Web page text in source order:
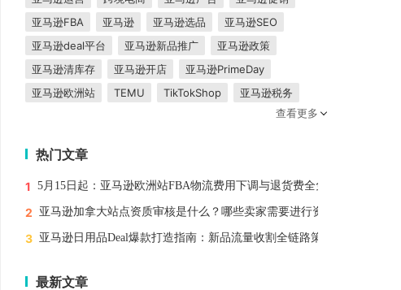
亚马逊FBA
亚马逊 亚马逊选品
亚马逊SEO
亚马逊deal平台
亚马逊新品推广
亚马逊政策
亚马逊清库存
亚马逊开店
亚马逊PrimeDay
亚马逊欧洲站
TEMU TikTokShop
亚马逊税务
东南亚市场
DeepSeek
亚马逊站外推广体系课
亚马逊春季大促
Deal平台
亚马逊选品思路
亚马逊旺季 亚马逊BD
站外引流
选品策略
Deal站 PrimeDay
站外促销
查看更多
热门文章
1 5月15日起：亚马逊欧洲站FBA物流费用下调与退货费全免解读
2 亚马逊加拿大站点资质审核是什么？哪些卖家需要进行资质审核？
3 亚马逊日用品Deal爆款打造指南：新品流量收割全链路策略
最新文章